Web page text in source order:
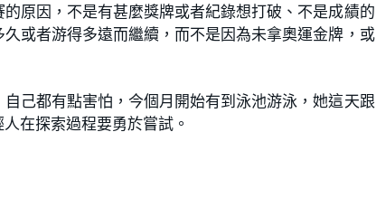
原因，不是有甚麼獎牌或者紀錄想打破、不是成績的
或者游得多遠而繼續，而不是因為未拿奧運金牌，或
己都有點害怕，今個月開始有到泳池游泳，她這天跟
在探索過程要勇於嘗試。